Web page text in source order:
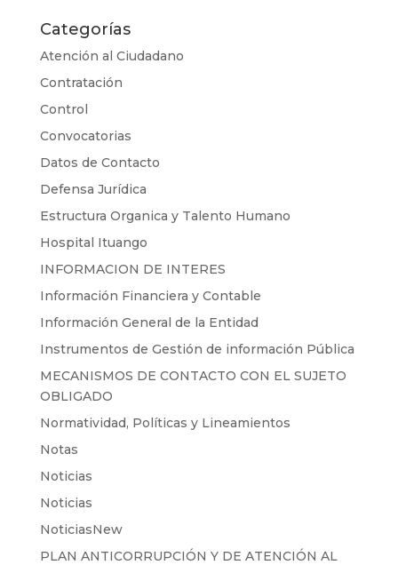
Categorías
Atención al Ciudadano
Contratación
Control
Convocatorias
Datos de Contacto
Defensa Jurídica
Estructura Organica y Talento Humano
Hospital Ituango
INFORMACION DE INTERES
Información Financiera y Contable
Información General de la Entidad
Instrumentos de Gestión de información Pública
MECANISMOS DE CONTACTO CON EL SUJETO
OBLIGADO
Normatividad, Políticas y Lineamientos
Notas
Noticias
Noticias
NoticiasNew
PLAN ANTICORRUPCIÓN Y DE ATENCIÓN AL